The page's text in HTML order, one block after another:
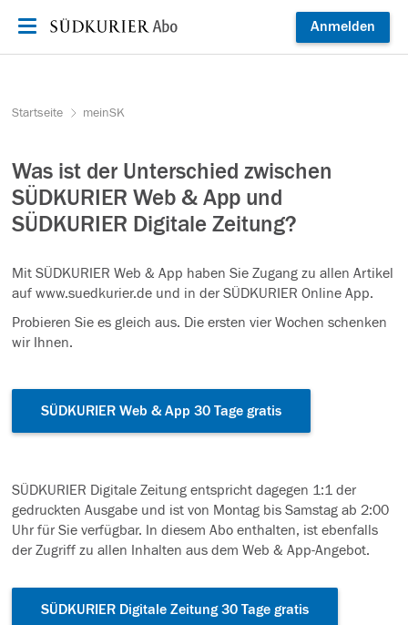
Anmelden
Startseite meinSK
Was ist der Unterschied zwischen
SÜDKURIER Web & App und
SÜDKURIER Digitale Zeitung?
Mit SÜDKURIER Web & App haben Sie Zugang zu allen Artikel
auf www.suedkurier.de und in der SÜDKURIER Online App.
Probieren Sie es gleich aus. Die ersten vier Wochen schenken
wir Ihnen.
SÜDKURIER Web & App 30 Tage gratis
SÜDKURIER Digitale Zeitung entspricht dagegen 1:1 der
gedruckten Ausgabe und ist von Montag bis Samstag ab 2:00
Uhr für Sie verfügbar. In diesem Abo enthalten, ist ebenfalls
der Zugriff zu allen Inhalten aus dem Web & App-Angebot.
SÜDKURIER Digitale Zeitung 30 Tage gratis